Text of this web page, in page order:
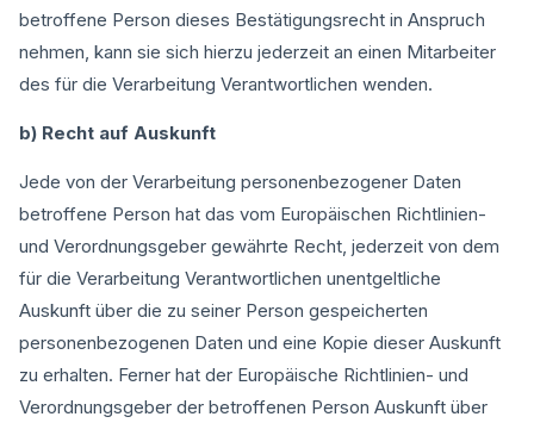
betroffene Person dieses Bestätigungsrecht in Anspruch
nehmen, kann sie sich hierzu jederzeit an einen Mitarbeiter
des für die Verarbeitung Verantwortlichen wenden.
b) Recht auf Auskunft
Jede von der Verarbeitung personenbezogener Daten
betroffene Person hat das vom Europäischen Richtlinien-
und Verordnungsgeber gewährte Recht, jederzeit von dem
für die Verarbeitung Verantwortlichen unentgeltliche
Auskunft über die zu seiner Person gespeicherten
personenbezogenen Daten und eine Kopie dieser Auskunft
zu erhalten. Ferner hat der Europäische Richtlinien- und
Verordnungsgeber der betroffenen Person Auskunft über